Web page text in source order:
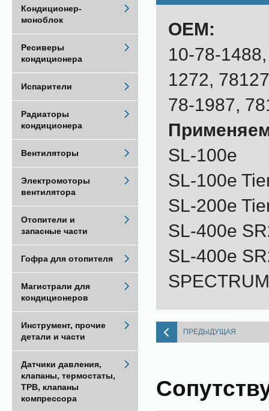
OEM:
10-78-
1272,
78-1987,
SL-100e
SL-100e
SL-200e
SL-400e
SL-400e
ПРЕДЫДУЩАЯ
Кондиционер-
моноблок
Ресиверы
кондиционера
Испарители
Радиаторы
кондиционера
Вентиляторы
Электромоторы
вентилятора
Отопители и
запасные части
Гофра для отопителя
Магистрали для
кондиционеров
Инструмент, прочие
детали и части
Датчики давления,
клапаны, термостаты,
ТРВ, клапаны
компрессора